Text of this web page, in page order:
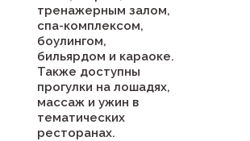
тренажерным залом,
спа-комплексом,
боулингом,
бильярдом и караоке.
Также доступны
прогулки на лошадях,
массаж и ужин в
тематических
ресторанах.